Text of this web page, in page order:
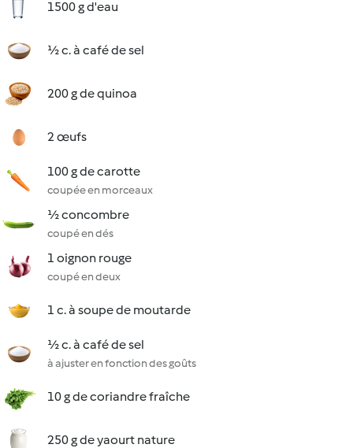
1500 g d'eau
½ c. à café de sel
200 g de quinoa
2 œufs
100 g de carotte
coupée en morceaux
½ concombre
coupé en dés
1 oignon rouge
coupé en deux
1 c. à soupe de moutarde
½ c. à café de sel
à ajuster en fonction des goûts
10 g de coriandre fraîche
250 g de yaourt nature